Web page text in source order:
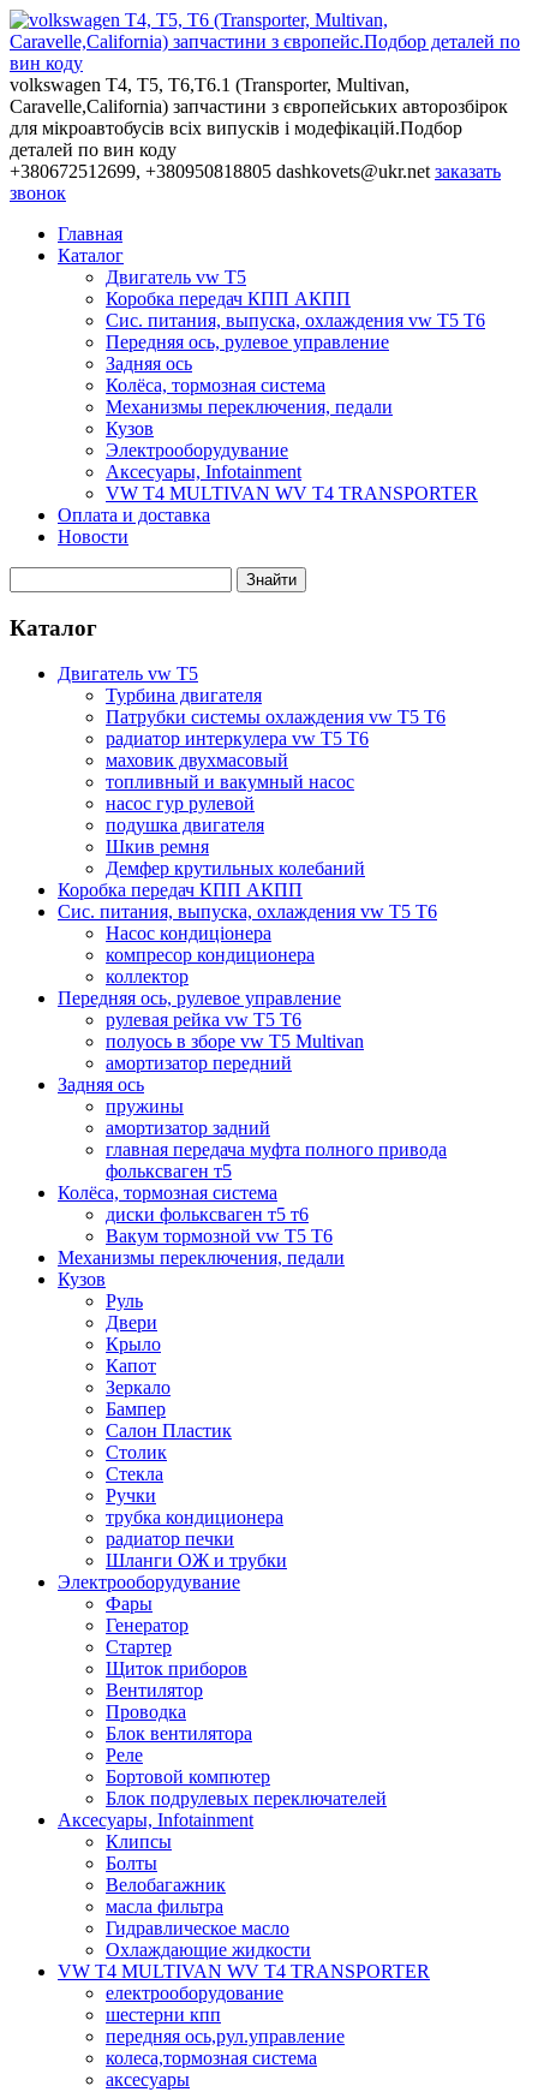
volkswagen T4, T5, T6,Т6.1 (Transporter, Multivan,
Caravelle,California) запчастини з європейських авторозбірок
для мікроавтобусів всіх випусків і модефікацій.Подбор
деталей по вин коду
+380672512699, +380950818805 dashkovets@ukr.net заказать
звонок
Главная
Каталог
Двигатель vw T5
Коробка передач КПП АКПП
Сис. питания, выпуска, охлаждения vw T5 T6
Передняя ось, рулевое управление
Задняя ось
Колёса, тормозная система
Механизмы переключения, педали
Кузов
Электрооборудувание
Аксесуары, Infotainment
VW T4 MULTIVAN WV T4 TRANSPORTER
Оплата и доставка
Новости
Каталог
Двигатель vw T5
Турбина двигателя
Патрубки системы охлаждения vw T5 T6
радиатор интеркулера vw T5 T6
маховик двухмасовый
топливный и вакумный насос
насос гур рулевой
подушка двигателя
Шкив ремня
Демфер крутильных колебаний
Коробка передач КПП АКПП
Сис. питания, выпуска, охлаждения vw T5 T6
Насос кондиціонера
компресор кондиционера
коллектор
Передняя ось, рулевое управление
рулевая рейка vw T5 T6
полуось в зборе vw T5 Multivan
амортизатор передний
Задняя ось
пружины
амортизатор задний
главная передача муфта полного привода
фольксваген т5
Колёса, тормозная система
диски фольксваген т5 т6
Вакум тормозной vw T5 T6
Механизмы переключения, педали
Кузов
Руль
Двери
Крыло
Капот
Зеркало
Бампер
Салон Пластик
Столик
Стекла
Ручки
трубка кондиционера
радиатор печки
Шланги ОЖ и трубки
Электрооборудувание
Фары
Генератор
Стартер
Щиток приборов
Вентилятор
Проводка
Блок вентилятора
Реле
Бортовой компютер
Блок подрулевых переключателей
Аксесуары, Infotainment
Клипсы
Болты
Велобагажник
масла фильтра
Гидравлическое масло
Охлаждающие жидкости
VW T4 MULTIVAN WV T4 TRANSPORTER
електрооборудование
шестерни кпп
передняя ось,рул.управление
колеса,тормозная система
аксесуары